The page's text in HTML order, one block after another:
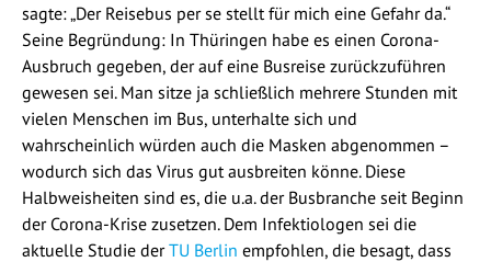
sagte: „Der Reisebus per se stellt für mich eine Gefahr da.“
Seine Begründung: In Thüringen habe es einen Corona-
Ausbruch gegeben, der auf eine Busreise zurückzuführen
gewesen sei. Man sitze ja schließlich mehrere Stunden mit
vielen Menschen im Bus, unterhalte sich und
wahrscheinlich würden auch die Masken abgenommen –
wodurch sich das Virus gut ausbreiten könne. Diese
Halbweisheiten sind es, die u.a. der Busbranche seit Beginn
der Corona-Krise zusetzen. Dem Infektiologen sei die
aktuelle Studie derTU Berlin empfohlen, die besagt, dass